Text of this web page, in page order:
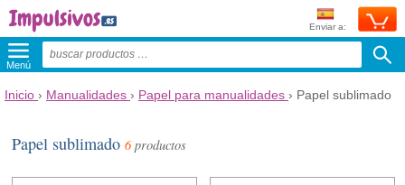
Enviar a:
Menú
Inicio › Manualidades › Papel para manualidades › Papel sublimado
Papel sublimado6productos